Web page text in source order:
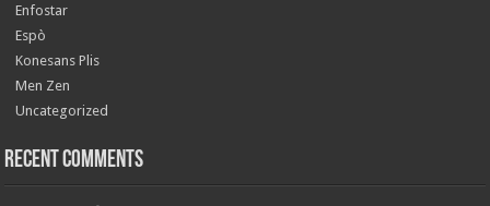
Enfostar
Espò
Konesans Plis
Men Zen
Uncategorized
Recent Comments